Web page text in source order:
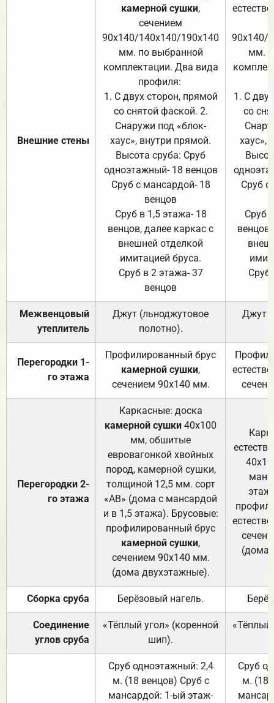
Внешние стены
камерной сушки,
сечением
90х140/140х140/190х140
мм. по выбранной
комплектации. Два вида
профиля:
1. С двух сторон, прямой
со снятой фаской. 2.
Снаружи под «блок-
хаус», внутри прямой.
Высота сруба: Сруб
одноэтажный- 18 венцов
Сруб с мансардой- 18
венцов
Сруб в 1,5 этажа- 18
венцов, далее каркас с
внешней отделкой
имитацией бруса.
Сруб в 2 этажа- 37
венцов
90х140/
мм.
1. С
со
хаус»,
Сруб с
Сруб
Сруб
Межвенцовый
утеплитель
Джут (льноджутовое
полотно).
Джут
Перегородки 1-
го этажа
Профилированный брус
камерной сушки,
сечением 90х140 мм.
Перегородки 2-
го этажа
Каркасные: доска
камерной сушки 40х100
мм, обшитые
евровагонкой хвойных
пород, камерной сушки,
толщиной 12,5 мм. сорт
«АВ» (дома с мансардой
и в 1,5 этажа). Брусовые:
профилированный брус
камерной сушки,
сечением 90х140 мм.
(дома двухэтажные).
(дома
Сборка сруба Берёзовый нагель.
Соединение
углов сруба
«Тёплый угол» (коренной
шип).
«Тёплый
Сруб одноэтажный: 2,4
м. (18 венцов) Сруб с
мансардой: 1-ый этаж-
Сруб
м. (18